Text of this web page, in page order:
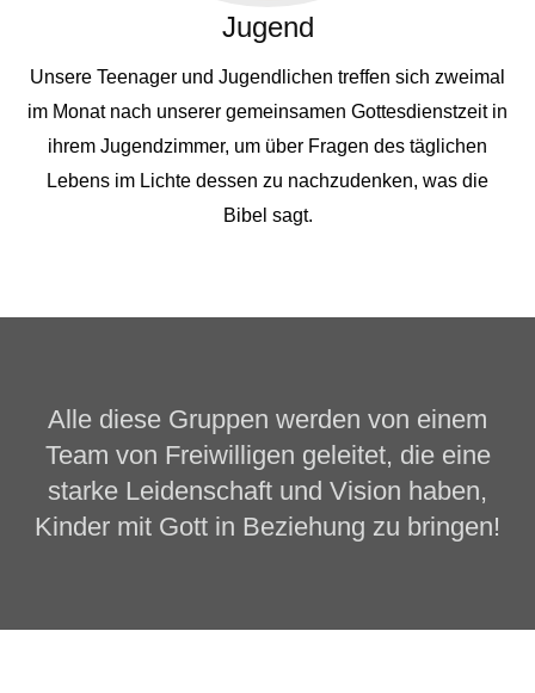
Jugend
Unsere Teenager und Jugendlichen treffen sich zweimal
im Monat nach unserer gemeinsamen Gottesdienstzeit in
ihrem Jugendzimmer, um über Fragen des täglichen
Lebens im Lichte dessen zu nachzudenken, was die
Bibel sagt.
Alle diese Gruppen werden von einem
Team von Freiwilligen geleitet, die eine
starke Leidenschaft und Vision haben,
Kinder mit Gott in Beziehung zu bringen!